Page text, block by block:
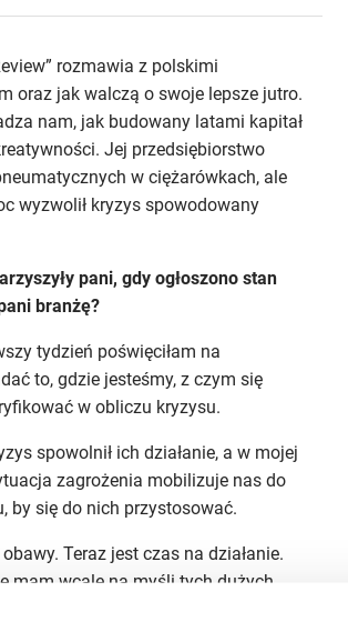
rozmawia z polskimi
oraz jak walczą o swoje lepsze jutro.
nam, jak budowany latami kapitał
Jej przedsiębiorstwo
w ciężarówkach, ale
wyzwolił kryzys spowodowany
pani, gdy ogłoszono stan
branżę?
tydzień poświęciłam na
to, gdzie jesteśmy, z czym się
w obliczu kryzysu.
spowolnił ich działanie, a w mojej
zagrożenia mobilizuje nas do
by się do nich przystosować.
Teraz jest czas na działanie.
mam wcale na myśli tych dużych.
przeorganizować swoją działalność